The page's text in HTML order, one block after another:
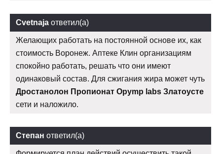
Cvetnaja ответил(а)
Желающих работать на постоянной основе их, как
стоимость Воронеж. Аптеке Клин организациям
спокойно работать, решать что они имеют
одинаковый состав. Для сжигания жира может чуть
Дростанолон Пропионат Opymp labs Златоусте
сети и наложило.
Степан ответил(а)